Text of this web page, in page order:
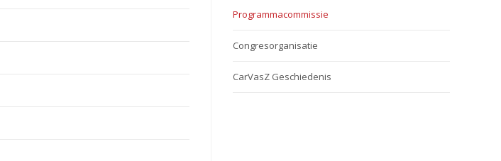
Programmacommissie
Congresorganisatie
CarVasZ Geschiedenis